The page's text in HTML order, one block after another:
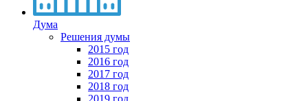
Дума
Решения думы
2015 год
2016 год
2017 год
2018 год
2019 год